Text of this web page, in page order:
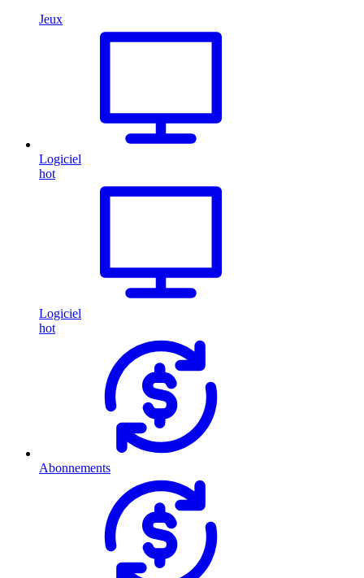
Jeux
Logiciel
hot
Logiciel
hot
Abonnements